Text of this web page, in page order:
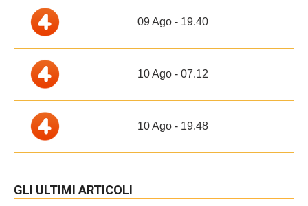
09 Ago - 19.40
10 Ago - 07.12
10 Ago - 19.48
GLI ULTIMI ARTICOLI